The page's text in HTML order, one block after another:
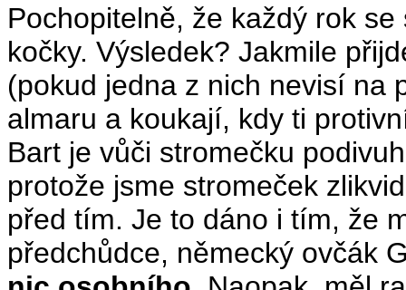
Pochopitelně, že každý rok
kočky. Výsledek? Jakmile
(pokud jedna z nich nevisí na
almaru a koukají, kdy ti
Bart je vůči stromečku
protože jsme stromeček
před tím. Je to dáno i tím, že
předchůdce, německý ovčák